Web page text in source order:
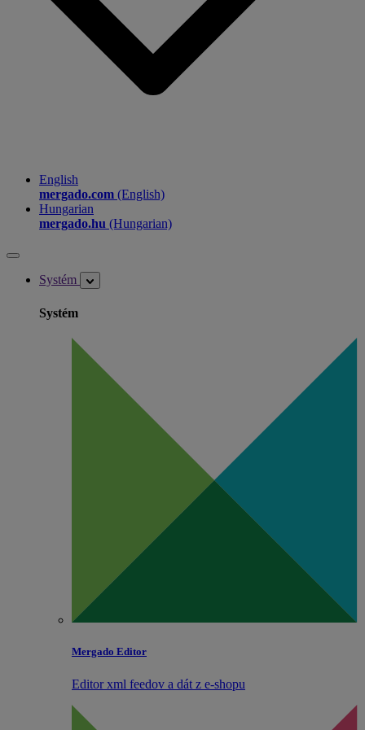
English
mergado.com (English)
Hungarian
mergado.hu (Hungarian)
Systém
Systém
Mergado Editor
Editor xml feedov a dát z e‑shopu